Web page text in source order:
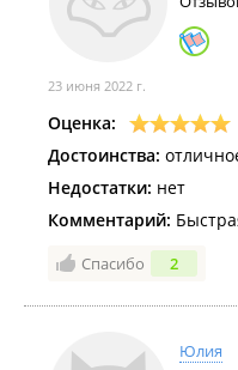
23 июня 2022 г.
Оценка:
Достоинства:
Недостатки: нет
Комментарий:
Спасибо 2
Юлия